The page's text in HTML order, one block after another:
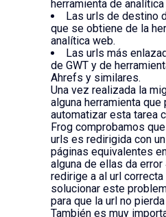
herramienta de
Las urls de destino
que se obtiene de la
analítica web.
Las urls más
de GWT y de
Ahrefs y similares.
Una vez realizada la
alguna herramienta que
automatizar esta tarea
Frog comprobamos
urls es redirigida con
páginas equivalentes
alguna de ellas da
redirige a al url
solucionar este
para que la url no
También es muy